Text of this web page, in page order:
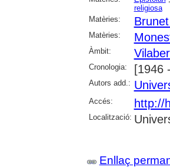
religiosa
Matèries:
Matèries:
Àmbit:
Cronologia: [1946
Autors add.:
Accés: http://
Localització:
Enllaç